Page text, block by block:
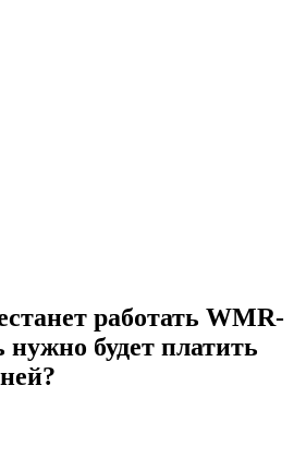
работать WMR-
будет платить